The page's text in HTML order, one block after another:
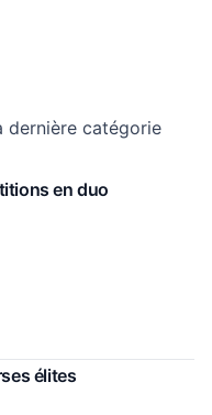
dernière catégorie
en duo
élites